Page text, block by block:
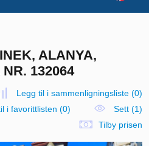
ALANYA,
132064
Legg til i sammenligningsliste(0)
i favorittlisten (0)
Sett (1)
Tilby prisen